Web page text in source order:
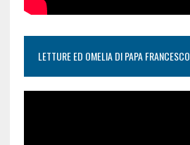
LETTURE ED OMELIA DI PAPA FRANCESCO